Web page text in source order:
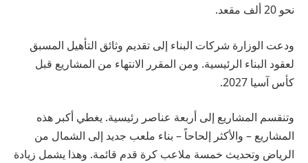
نحو 20 ألف مقعد.
ودعت الوزارة شركات البناء إلى تقديم وثائق التأهيل المسبق
لعقود البناء الرئيسية. ومن المقرر الانتهاء من المشاريع قبل
كأس آسيا 2027.
وتنقسم المشاريع إلى أربعة عناصر رئيسية. يغطي أكبر هذه
المشاريع – والأكثر إلحاحاً – بناء ملعب جديد إلى الشمال من
الرياض وتحديث خمسة ملاعب كرة قدم قائمة. وهذا يشمل زيادة